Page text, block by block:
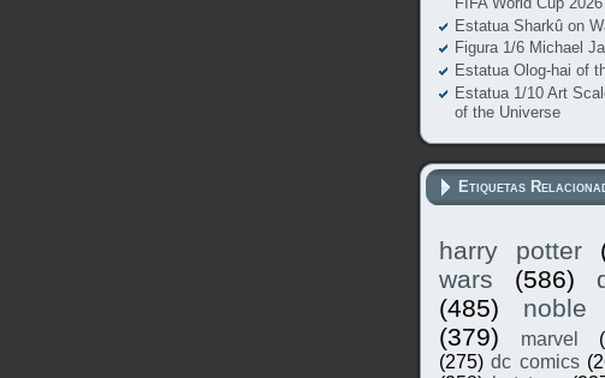
Estatua Sharkû on
Figura 1/6 Michael
Estatua Olog-hai of
Estatua 1/10 Art
of the Universe
Etiquetas
harry potter
wars
(586)
(485)
noble
(379)
marvel
(275) dc comics